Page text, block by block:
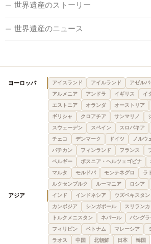
世界遺産のストーリー
世界遺産のニュース
ヨーロッパ アイスランド アイルランド アゼル
アルメニア
アンドラ イギリス イ
エストニア
オランダ オーストリア
ギリシャ
クロアチア サンマリノ
スウェーデン
スペイン スロバキア
チェコ
デンマーク ドイツ ノルウ
バチカン
フィンランド フランス
ベルギー
ボスニア・ヘルツェゴビナ
マルタ
モルドバ モンテネグロ ラ
ルクセンブルク
ルーマニア ロシア
アジア インド インドネシア ウズベキスタン
カンボジア
シンガポール スリランカ
トルクメニスタン
ネパール バングラ
フィリピン
ベトナム マレーシア
ラオス
中国 北朝鮮 日本 韓国